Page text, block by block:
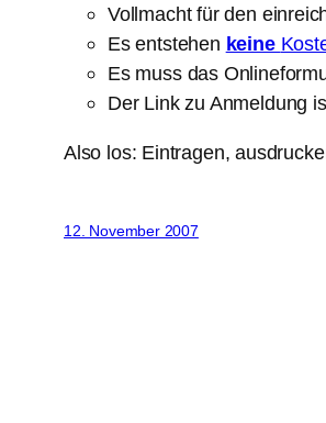
Vollmacht für den
Es entstehen keine
Es muss das
Der Link zu Anmeldung
Also los: Eintragen,
12. November 2007